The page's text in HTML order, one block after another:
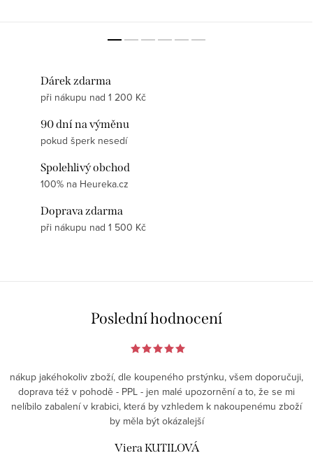
Dárek zdarma
při nákupu nad 1 200 Kč
90 dní na výměnu
pokud šperk nesedí
Spolehlivý obchod
100% na Heureka.cz
Doprava zdarma
při nákupu nad 1 500 Kč
Poslední hodnocení
nákup jakéhokoliv zboží, dle koupeného prstýnku, všem doporučuji,
doprava též v pohodě - PPL - jen malé upozornění a to, že se mi
nelíbilo zabalení v krabici, která by vzhledem k nakoupenému zboží
by měla být okázalejší
Viera KUTILOVÁ